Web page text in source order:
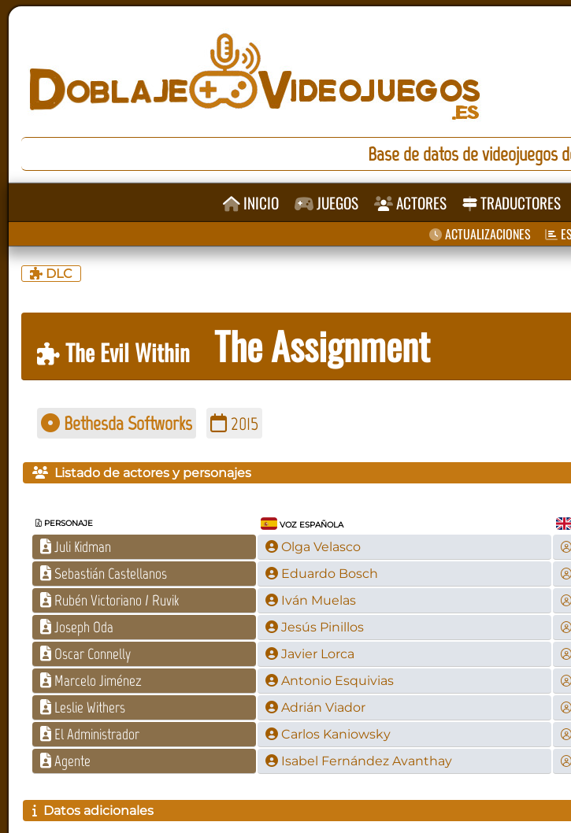
Base de datos de videojuegos
INICIO JUEGOS ACTORES TRADUCTORES
ACTUALIZACIONES
DLC
The Evil Within The Assignment
Bethesda Softworks 2015
Listado de actores y personajes
PERSONAJE VOZ ESPAÑOLA
Juli Kidman Olga Velasco
Sebastián Castellanos Eduardo Bosch
Rubén Victoriano / Ruvik Iván Muelas
Joseph Oda Jesús Pinillos
Oscar Connelly Javier Lorca
Marcelo Jiménez Antonio Esquivias
Leslie Withers Adrián Viador
El Administrador Carlos Kaniowsky
Agente Isabel Fernández Avanthay
Datos adicionales